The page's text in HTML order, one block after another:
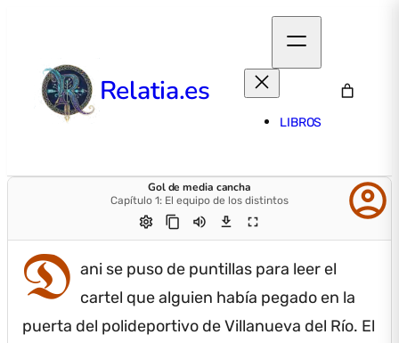
Relatia.es
LIBROS
Gol de media cancha
Capítulo 1: El equipo de los distintos
settings content_copy volume_up download fullscreen
D ani se puso de puntillas para leer el
cartel que alguien había pegado en la
puerta del polideportivo de Villanueva del Río. El
account_circle